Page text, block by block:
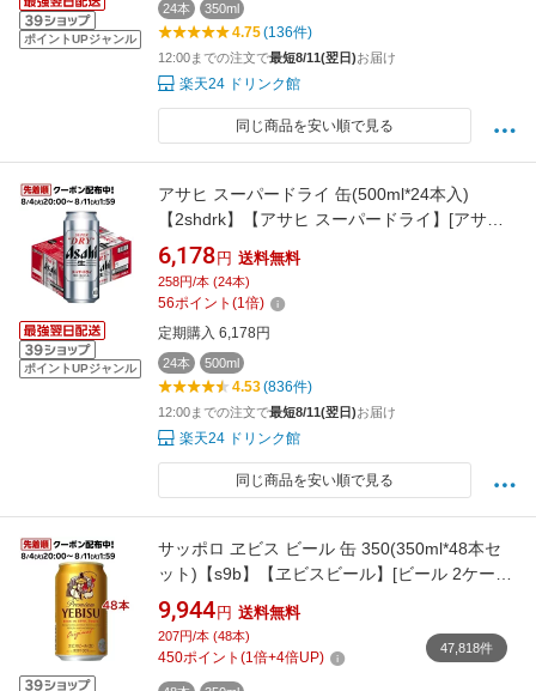
ポイントUPジャンル
24本 350ml
4.75(136件)
12:00までの注文で最短8/11(翌日)お届け
楽天24 ドリンク館
同じ商品を安い順で見る
ポイントUPジャンル
アサヒ スーパードライ 缶(500ml*24本入)
【2shdrk】【アサヒ スーパードライ】[アサヒ
ビール/ビール/スーパードライ]
6,178 円 送料無料
258円/本 (24本)
56ポイント (1倍)
定期購入 6,178円
24本 500ml
4.53(836件)
12:00までの注文で最短8/11(翌日)お届け
楽天24 ドリンク館
同じ商品を安い順で見る
サッポロ ヱビス ビール 缶 350(350ml*48本セ
ット)【s9b】【ヱビスビール】[ビール 2ケース
エビス]
9,944 円 送料無料
207円/本 (48本)
450ポイント (1倍+4倍UP)
47,818件